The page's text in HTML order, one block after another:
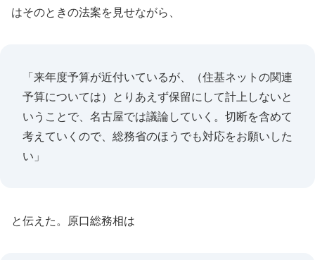
はそのときの法案を見せながら、
「来年度予算が近付いているが、（住基ネットの関連
予算については）とりあえず保留にして計上しないと
いうことで、名古屋では議論していく。切断を含めて
考えていくので、総務省のほうでも対応をお願いした
い」
と伝えた。原口総務相は